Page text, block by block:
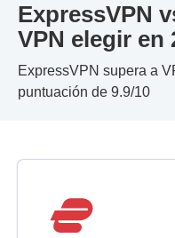
ExpressVPN
VPN elegir en
ExpressVPN supera a
puntuación de 9.9/10